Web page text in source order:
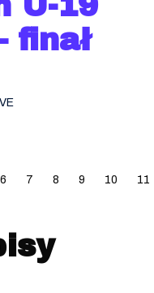
finał
6 7 8 9 10 11